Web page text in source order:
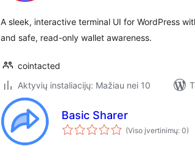
A sleek, interactive terminal UI for WordPress
and safe, read-only wallet awareness.
cointacted
Aktyvių instaliacijų: Mažiau nei 10
Basic Sharer
(Viso įvertinimų: 0)